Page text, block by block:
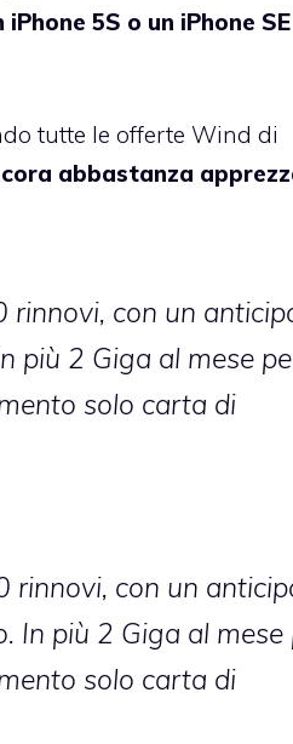
iPhone 5S o un iPhone
tutte le offerte Wind di
abbastanza
rinnovi, con un
più 2 Giga al mese
solo carta di
rinnovi, con un
In più 2 Giga al mese
solo carta di